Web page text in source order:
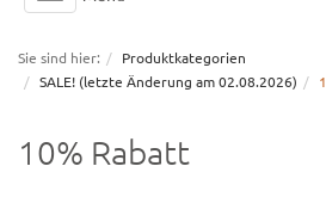
navigation
Sie sind hier:
Produktkategorien
SALE! (letzte Änderung am 02.08.2026)
10% Rabatt